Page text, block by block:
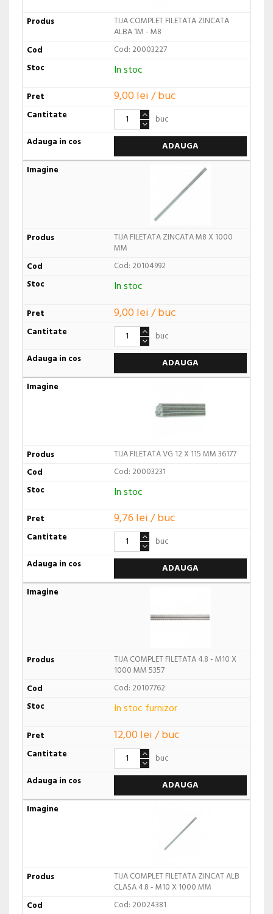
TIJA COMPLET FILETATA ZINCATA
ALBA 1M - M8
Cod: 20003227
In stoc
9,00 lei / buc
buc
ADAUGA
TIJA FILETATA ZINCATA M8 X 1000
MM
Cod: 20104992
In stoc
9,00 lei / buc
buc
ADAUGA
TIJA FILETATA VG 12 X 115 MM 36177
Cod: 20003231
In stoc
9,76 lei / buc
buc
ADAUGA
TIJA COMPLET FILETATA 4.8 - M10 X
1000 MM 5357
Cod: 20107762
In stoc furnizor
12,00 lei / buc
buc
ADAUGA
TIJA COMPLET FILETATA ZINCAT ALB
CLASA 4.8 - M10 X 1000 MM
Cod: 20024381